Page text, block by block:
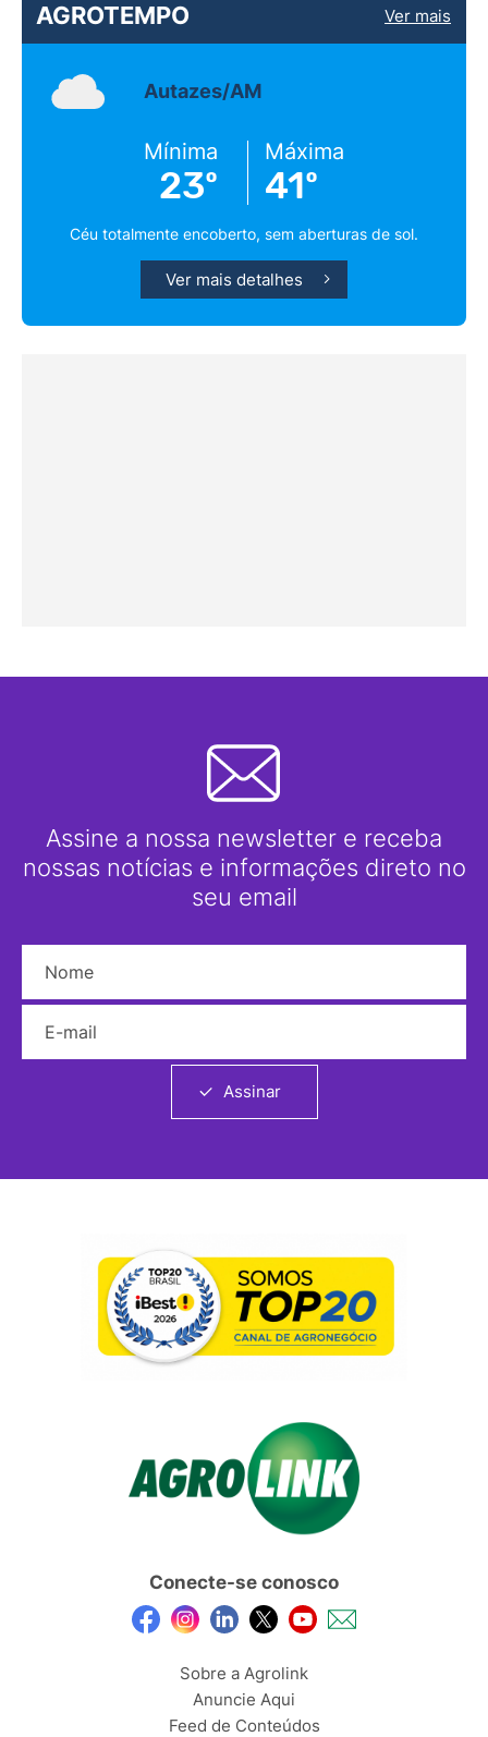
AGROTEMPO Ver mais
Autazes/AM
Mínima
23º
Máxima
41º
Céu totalmente encoberto, sem aberturas de sol.
Ver mais detalhes
Assine a nossa newsletter e receba
nossas notícias e informações direto no
seu email
Assinar
Conecte-se conosco
Sobre a Agrolink
Anuncie Aqui
Feed de Conteúdos